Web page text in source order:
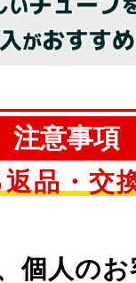
注意事項
品・交
個人の